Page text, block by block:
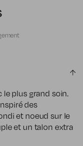
le plus grand soin.
des
et noeud sur le
et un talon extra